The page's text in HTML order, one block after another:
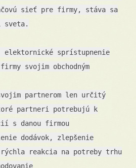
sieť pre firmy, stáva sa
sveta.
sprístupnenie
svojim obchodným
partnerom len určitý
partneri potrebujú k
s danou firmou
dodávok, zlepšenie
reakcia na potreby trhu